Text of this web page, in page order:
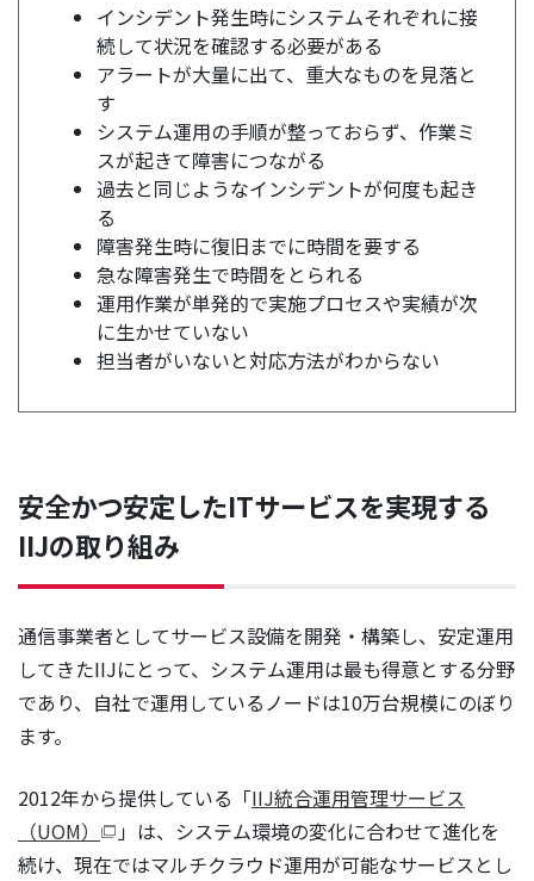
インシデント発生時にシステムそれぞれに接
続して状況を確認する必要がある
アラートが大量に出て、重大なものを見落と
す
システム運用の手順が整っておらず、作業ミ
スが起きて障害につながる
過去と同じようなインシデントが何度も起き
る
障害発生時に復旧までに時間を要する
急な障害発生で時間をとられる
運用作業が単発的で実施プロセスや実績が次
に生かせていない
担当者がいないと対応方法がわからない
安全かつ安定したITサービスを実現する
IIJの取り組み
通信事業者としてサービス設備を開発・構築し、安定運用
してきたIIJにとって、システム運用は最も得意とする分野
であり、自社で運用しているノードは10万台規模にのぼり
ます。
2012年から提供している「IIJ統合運用管理サービス
（UOM）
」は、システム環境の変化に合わせて進化を
続け、現在ではマルチクラウド運用が可能なサービスとし